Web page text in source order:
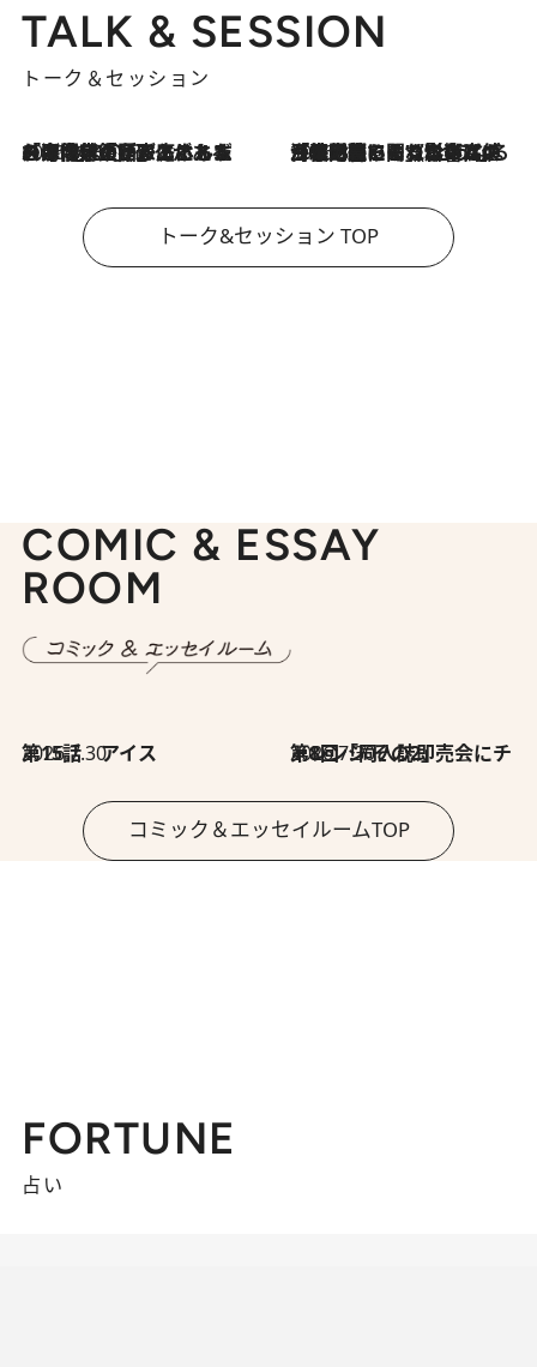
TALK & SESSION
トーク＆セッション
2026.8.3
「今後値上げがあるとすれば…」「リスクがあるのは今年の冬」エネルギー専門家が語る、ホルムズ海峡封鎖が家庭にもたらす“ある心配” 2026.8.3
「住宅建てられない…」「サーチャージ料の高値が続いている」ホルムズ海峡封鎖による影響はいつまで続く？《エネルギー専門家に聞く“どうなる日本の暮らし”》
トーク&セッション TOP
COMIC & ESSAY
ROOM
2026.7.30
第15話 アイス 2026.7.30
第8回「同人誌即売会にチャレンジ その2」
コミック＆エッセイルームTOP
FORTUNE
占い